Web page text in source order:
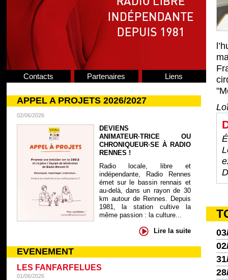
Contacts Partenaires Liens
APPEL A PROJETS 2026/2027
02/06/2026
DEVIENS
ANIMATEUR·TRICE OU
CHRONIQUEUR·SE À RADIO
RENNES !
Radio locale, libre et
indépendante, Radio Rennes
émet sur le bassin rennais et
au-delà, dans un rayon de 30
km autour de Rennes. Depuis
1981, la station cultive la
même passion : la culture...
Lire la suite
EVENEMENT
LES FANFARFELUES
01/06/2026